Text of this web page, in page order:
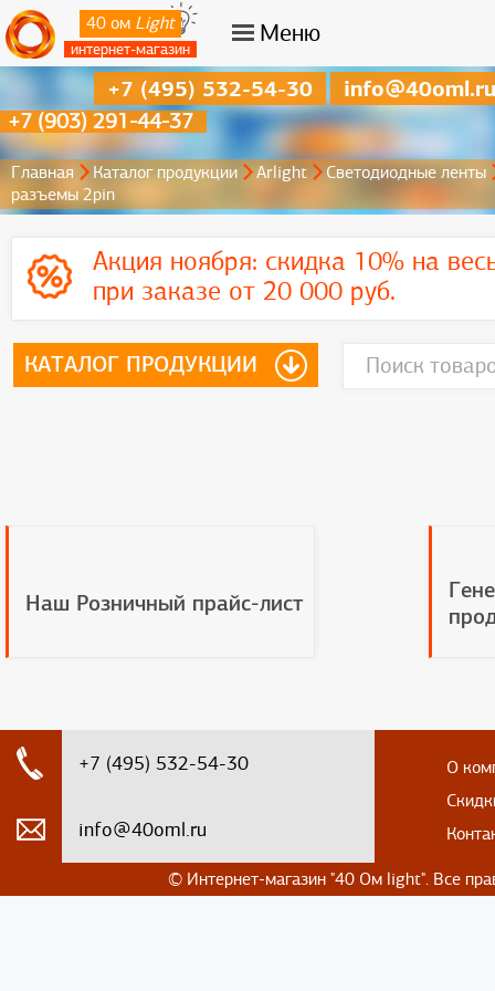
40 ом Light
интернет-магазин
Меню
+7 (903) 291-44-37
+7 (495) 532-54-30 info@40oml.ru
Главная Каталог продукции Arlight
Светодиодные ленты
разъемы 2pin
Акция ноября: скидка 10% на
при заказе от 20 000 руб.
КАТАЛОГ ПРОДУКЦИИ
Наш Розничный прайс-лист
+7 (495) 532-54-30
info@40oml.ru
О
© Интернет-магазин "40 Ом light". Все